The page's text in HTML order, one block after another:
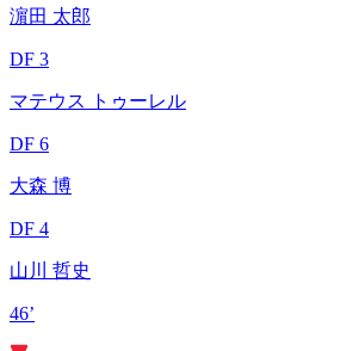
濵田 太郎
DF 3
マテウス トゥーレル
DF 6
大森 博
DF 4
山川 哲史
46’